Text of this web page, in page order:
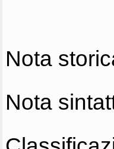
Nota
Nota